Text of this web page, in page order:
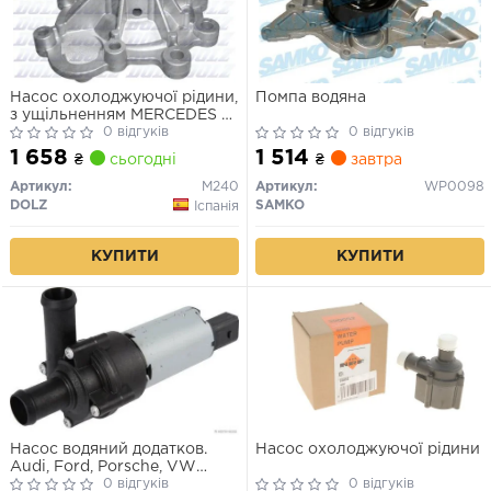
Насос охолоджуючої рідини,
з ущільненням MERCEDES C
(C204), C (CL203), C T-
MODEL (S203), C T-MODEL
(S204), C (W203), C (W204),
CLC (CL203), CLK (A209),
CLK (C209), E (A207) 1.6-2.0
0 відгуків
1 658 ₴ сьогодні
Артикул:
M240
DOLZ
Іспанія
КУПИТИ
Помпа водяна
0 відгуків
1 514 ₴ завтра
Артикул:
WP0098
SAMKO
КУПИТИ
Насос водяний додатков.
Audi, Ford, Porsche, VW
(вир-во Elparts)0 відгуків
Насос охолоджуючої рідини
0 відгуків